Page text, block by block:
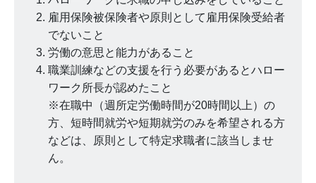
雇用保険被保険者や原則として雇用保険受給者
でないこと
労働の意思と能力があること
職業訓練などの支援を行う必要があるとハロー
ワーク所長が認めたこと
※在職中（週所定労働時間が20時間以上）の
方、短時間就労や短期就労のみを希望される方
などは、原則として特定求職者に該当しませ
ん。